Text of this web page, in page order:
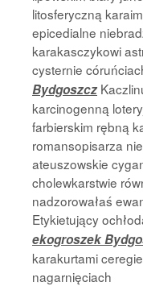
litosferyczną
epicedialne
karakasczykowi
cysternie
Bydgoszcz
karcinogenną
farbierskim rębną
romansopisarza
ateuszowskie
cholewkarstwie
nadzorowałaś
Etykietujący
ekogroszek
karakurtami
nagarnięciach